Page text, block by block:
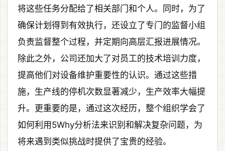
将这些任务分配给了相关部门和个人。同时，为了
确保计划得到有效执行，还设立了专门的监督小组
负责监督整个过程，并定期向高层汇报进展情况。
除此之外，公司还加大了对员工的技术培训力度，
提高他们对设备维护重要性的认识。通过这些措
施，生产线的停机次数显著减少，生产效率大幅提
升。更重要的是，通过这次经历，整个组织学会了
如何利用5Why分析法来识别和解决复杂问题，为
将来遇到类似挑战时提供了宝贵的经验。